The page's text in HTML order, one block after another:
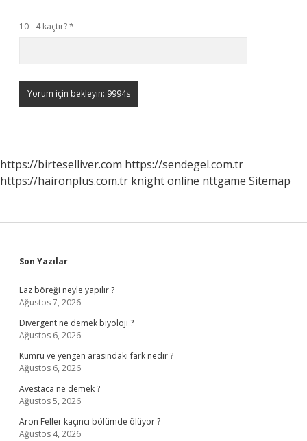
10 - 4 kaçtır?*
https://birteselliver.com https://sendegel.com.tr
https://haironplus.com.tr knight online nttgame Sitemap
Sidebar
Son Yazılar
Laz böreği neyle yapılır ?
Ağustos 7, 2026
Divergent ne demek biyoloji ?
Ağustos 6, 2026
Kumru ve yengen arasındaki fark nedir ?
Ağustos 6, 2026
Avestaca ne demek ?
Ağustos 5, 2026
Aron Feller kaçıncı bölümde ölüyor ?
Ağustos 4, 2026